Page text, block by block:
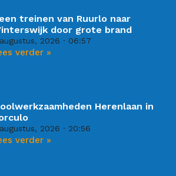
treinen van Ruurlo naar
door grote brand
2026 06:57
verder »
Herenlaan in
2026 20:56
verder »